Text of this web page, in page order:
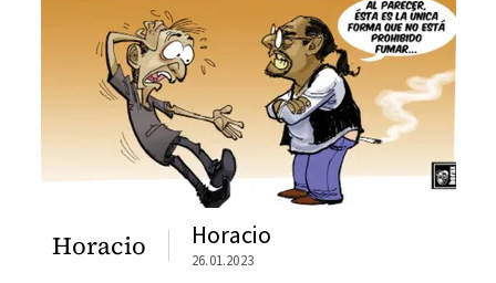
Horacio Horacio
26.01.2023